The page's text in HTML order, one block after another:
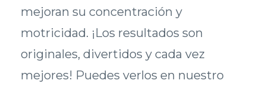
mejoran su concentración y
motricidad. ¡Los resultados son
originales, divertidos y cada vez
mejores! Puedes verlos en nuestro